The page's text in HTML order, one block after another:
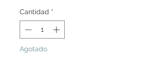
Cantidad *
Agotado